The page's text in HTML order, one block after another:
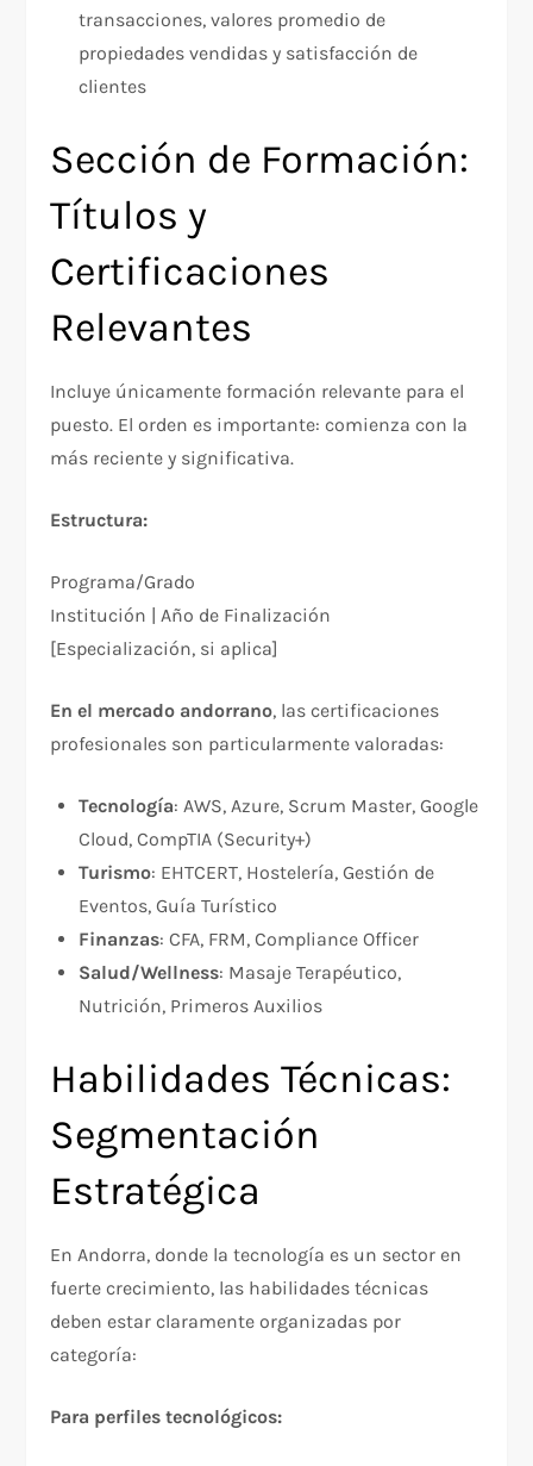
transacciones, valores promedio de
propiedades vendidas y satisfacción de
clientes
Sección de Formación:
Títulos y
Certificaciones
Relevantes
Incluye únicamente formación relevante para el
puesto. El orden es importante: comienza con la
más reciente y significativa.
Estructura:
Programa/Grado
Institución | Año de Finalización
[Especialización, si aplica]
En el mercado andorrano, las certificaciones
profesionales son particularmente valoradas:
Tecnología: AWS, Azure, Scrum Master, Google
Cloud, CompTIA (Security+)
Turismo: EHTCERT, Hostelería, Gestión de
Eventos, Guía Turístico
Finanzas: CFA, FRM, Compliance Officer
Salud/Wellness: Masaje Terapéutico,
Nutrición, Primeros Auxilios
Habilidades Técnicas:
Segmentación
Estratégica
En Andorra, donde la tecnología es un sector en
fuerte crecimiento, las habilidades técnicas
deben estar claramente organizadas por
categoría:
Para perfiles tecnológicos: